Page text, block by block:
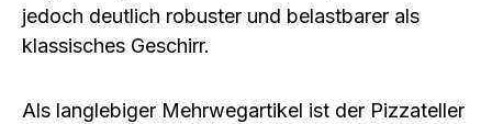
jedoch deutlich robuster und belastbarer als
klassisches Geschirr.
Als langlebiger Mehrwegartikel ist der Pizzateller